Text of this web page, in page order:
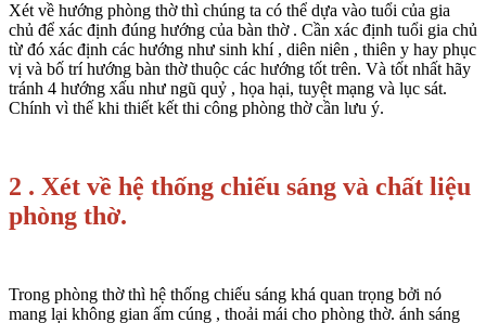
Xét về hướng phòng thờ thì chúng ta có thể dựa vào tuổi của gia
chủ để xác định đúng hướng của bàn thờ . Cần xác định tuổi gia chủ
từ đó xác định các hướng như sinh khí , diên niên , thiên y hay phục
vị và bố trí hướng bàn thờ thuộc các hướng tốt trên. Và tốt nhất hãy
tránh 4 hướng xấu như ngũ quỷ , họa hại, tuyệt mạng và lục sát.
Chính vì thế khi thiết kết thi công phòng thờ cần lưu ý.
2 . Xét về hệ thống chiếu sáng và chất liệu
phòng thờ.
Trong phòng thờ thì hệ thống chiếu sáng khá quan trọng bởi nó
mang lại không gian ấm cúng , thoải mái cho phòng thờ. ánh sáng